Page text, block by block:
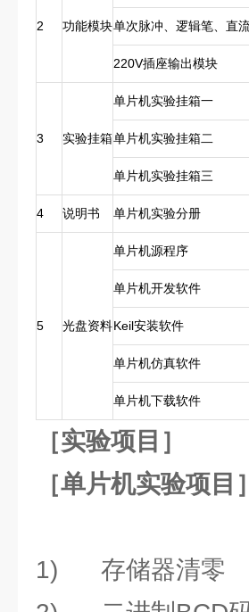
2 功能模块单次脉冲、逻辑笔、直
220V插座输出模块
3 实验挂箱
单片机实验挂箱一
单片机实验挂箱二
单片机实验挂箱三
4 说明书 单片机实验分册
5 光盘资料
单片机源程序
单片机开发软件
Keil安装软件
单片机仿真软件
单片机下载软件
［实验项目］
［单片机实验项目］
1) 存储器清零